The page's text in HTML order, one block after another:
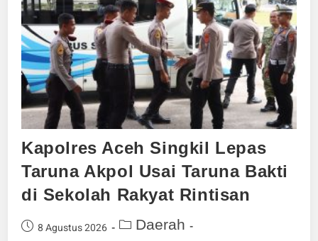
Kapolres Aceh Singkil Lepas
Taruna Akpol Usai Taruna Bakti
di Sekolah Rakyat Rintisan
8 Agustus 2026
Daerah